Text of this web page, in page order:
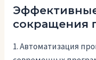
сокращения
1. Автоматизация